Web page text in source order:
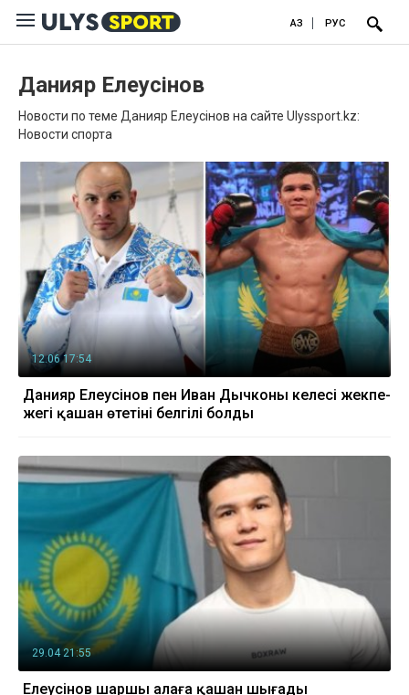
ҚАЗ РУС
Данияр Елеусінов
Новости по теме Данияр Елеусінов на сайте Ulyssport.kz:
Новости спорта
12.06 17:54
Данияр Елеусінов пен Иван Дычконың келесі жекпе-
жегі қашан өтетіні белгілі болды
29.04 21:55
Елеусінов шаршы алаңға қашан шығады